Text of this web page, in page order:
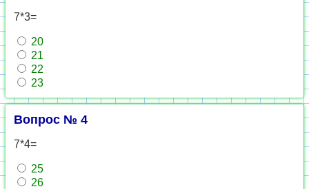
7*3=
20
21
22
23
Вопрос № 4
7*4=
25
26